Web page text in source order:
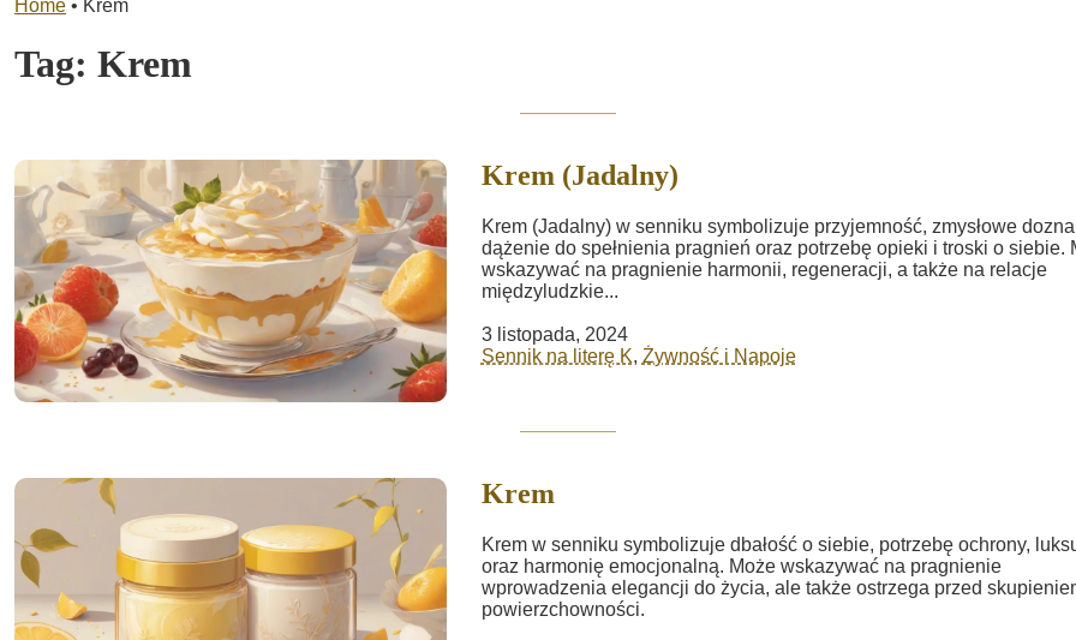
Home • Krem
Tag: Krem
Krem (Jadalny)
Krem (Jadalny) w senniku symbolizuje przyjemność, zmysłowe
dążenie do spełnienia pragnień oraz potrzebę opieki i troski o siebie.
wskazywać na pragnienie harmonii, regeneracji, a także na relacje
międzyludzkie...
3 listopada, 2024
Sennik na literę K, Żywność i Napoje
Krem
Krem w senniku symbolizuje dbałość o siebie, potrzebę ochrony,
oraz harmonię emocjonalną. Może wskazywać na pragnienie
wprowadzenia elegancji do życia, ale także ostrzega przed
powierzchowności.